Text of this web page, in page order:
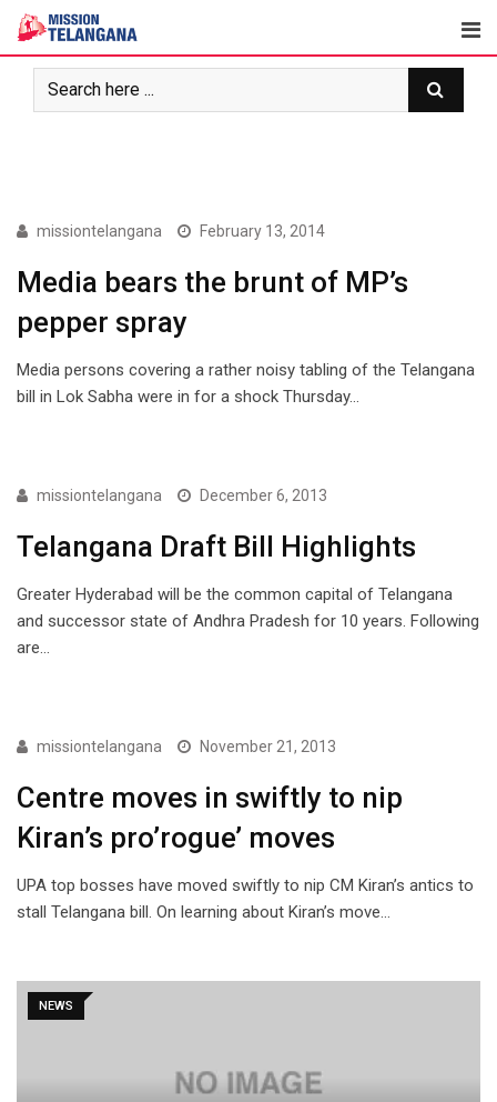
Skip
content
ARTICLES
missiontelangana February 13, 2014
Media bears the brunt of MP’s
pepper spray
Media persons covering a rather noisy tabling of the Telangana
bill in Lok Sabha were in for a shock Thursday…
ARTICLES
missiontelangana December 6, 2013
Telangana Draft Bill Highlights
Greater Hyderabad will be the common capital of Telangana
and successor state of Andhra Pradesh for 10 years. Following
are…
ARTICLES
missiontelangana November 21, 2013
Centre moves in swiftly to nip
Kiran’s pro’rogue’ moves
UPA top bosses have moved swiftly to nip CM Kiran’s antics to
stall Telangana bill. On learning about Kiran’s move…
NEWS